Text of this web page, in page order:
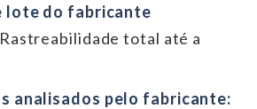
lote do fabricante
Rastreabilidade total até a
analisados pelo fabricante: